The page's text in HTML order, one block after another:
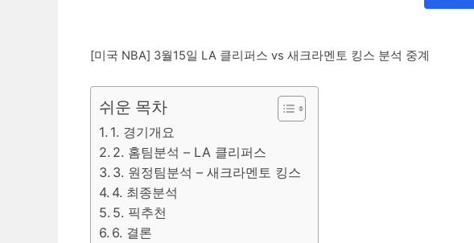
[미국 NBA] 3월15일 LA 클리퍼스 vs 새크라멘토 킹스 분석 중계
쉬운 목차
1. 경기개요
2. 홈팀분석 – LA 클리퍼스
3. 원정팀분석 – 새크라멘토 킹스
4. 최종분석
5. 픽추천
6. 결론